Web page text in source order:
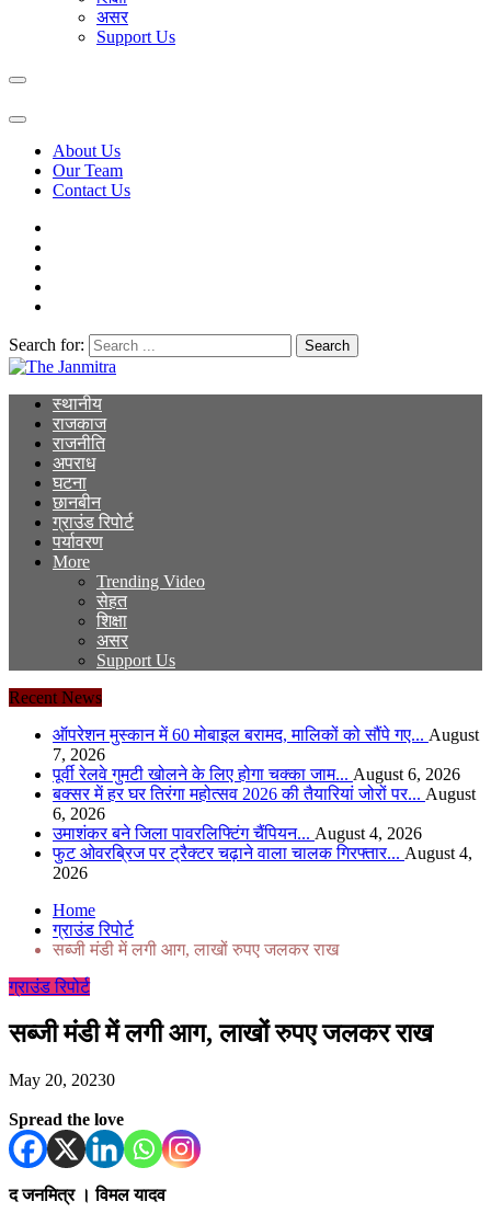
असर
Support Us
About Us
Our Team
Contact Us
Search for:
The Janmitra
The Janmitra
स्थानीय
राजकाज
राजनीति
अपराध
घटना
छानबीन
ग्राउंड रिपोर्ट
पर्यावरण
More
Trending Video
सेहत
शिक्षा
असर
Support Us
Recent News
ऑपरेशन मुस्कान में 60 मोबाइल बरामद, मालिकों को सौंपे गए... August
7, 2026
पूर्वी रेलवे गुमटी खोलने के लिए होगा चक्का जाम... August 6, 2026
बक्सर में हर घर तिरंगा महोत्सव 2026 की तैयारियां जोरों पर... August
6, 2026
उमाशंकर बने जिला पावरलिफ्टिंग चैंपियन... August 4, 2026
फुट ओवरब्रिज पर ट्रैक्टर चढ़ाने वाला चालक गिरफ्तार... August 4,
2026
Home
ग्राउंड रिपोर्ट
सब्जी मंडी में लगी आग, लाखों रुपए जलकर राख
ग्राउंड रिपोर्ट
सब्जी मंडी में लगी आग, लाखों रुपए जलकर राख
May 20, 20230
Spread the love
द जनमित्र । विमल यादव